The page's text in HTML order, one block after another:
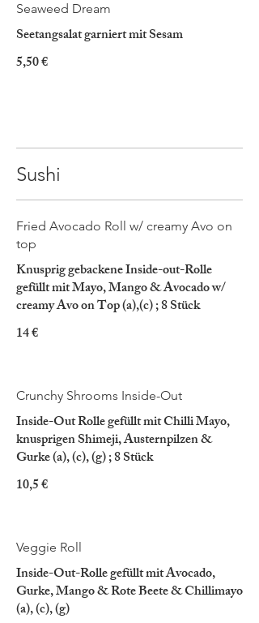
Seaweed Dream
Seetangsalat garniert mit Sesam
5,50 €
Sushi
Fried Avocado Roll w/ creamy Avo on
top
Knusprig gebackene Inside-out-Rolle
gefüllt mit Mayo, Mango & Avocado w/
creamy Avo on Top (a),(c) ; 8 Stück
14 €
Crunchy Shrooms Inside-Out
Inside-Out Rolle gefüllt mit Chilli Mayo,
knusprigen Shimeji, Austernpilzen &
Gurke (a), (c), (g) ; 8 Stück
10,5 €
Veggie Roll
Inside-Out-Rolle gefüllt mit Avocado,
Gurke, Mango & Rote Beete & Chillimayo
(a), (c), (g)